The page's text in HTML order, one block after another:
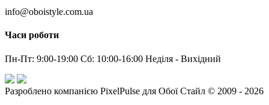
info@oboistyle.com.ua
Часи роботи
Пн-Пт: 9:00-19:00 Сб: 10:00-16:00 Неділя - Вихідний
Разроблено компанією PixelPulse для Обої Стайл © 2009 - 2026